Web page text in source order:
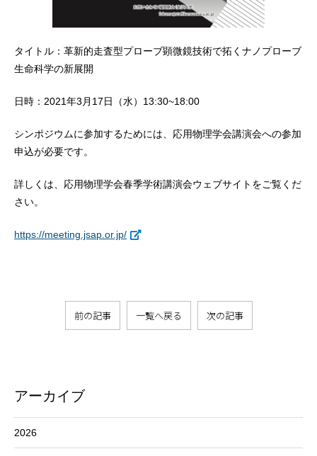
アーカイブ
2026
タイトル：革新的走査型プローブ顕微鏡技術で拓くナノプローブ
生命科学の新展開
日時：2021年3月17日（水）13:30~18:00
シンポジウムに参加するためには、応用物理学会講演会への参加
申込が必要です。
詳しくは、応用物理学会春季学術講演会ウェブサイトをご覧くだ
さい。
https://meeting.jsap.or.jp/
前の記事 一覧へ戻る 次の記事